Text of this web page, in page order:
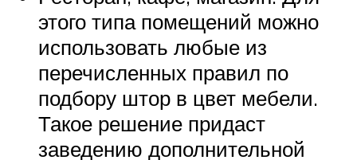
этого типа помещений можно
использовать любые из
перечисленных правил по
подбору штор в цвет мебели.
Такое решение придаст
заведению дополнительной